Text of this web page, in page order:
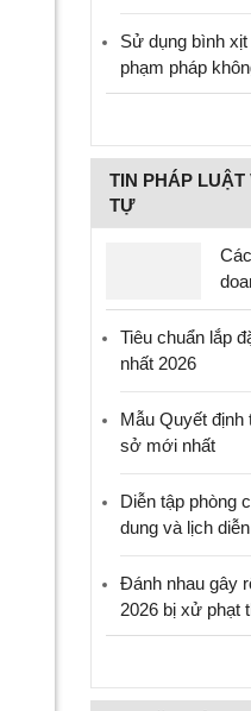
Sử dụng bình
phạm pháp
TIN PHÁP LUẬT
TỰ
Tiêu chuẩn lắp
nhất 2026
Mẫu Quyết
sở mới nhất
Diễn tập phòng
dung và lịch
Đánh nhau gây
2026 bị xử phạt